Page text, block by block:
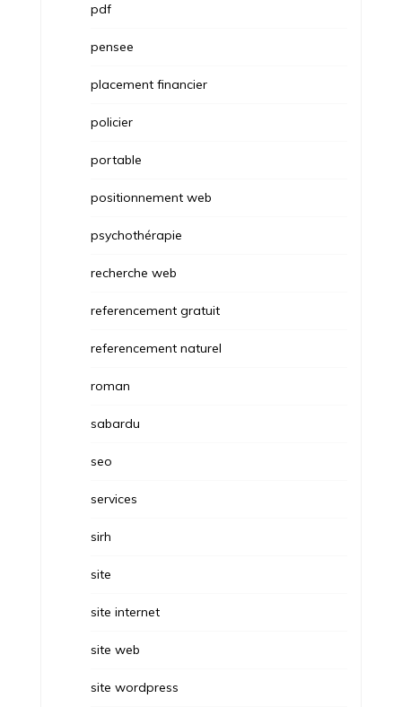
pdf
pensee
placement financier
policier
portable
positionnement web
psychothérapie
recherche web
referencement gratuit
referencement naturel
roman
sabardu
seo
services
sirh
site
site internet
site web
site wordpress